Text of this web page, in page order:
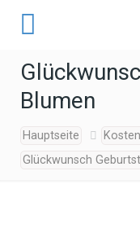
Blumen
Hauptseite
Glückwunsch